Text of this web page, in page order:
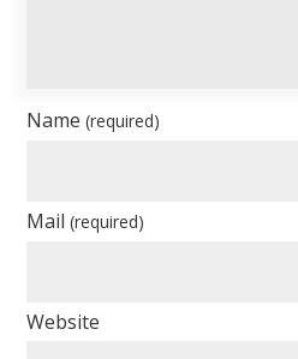
Name(required)
Mail(required)
Website